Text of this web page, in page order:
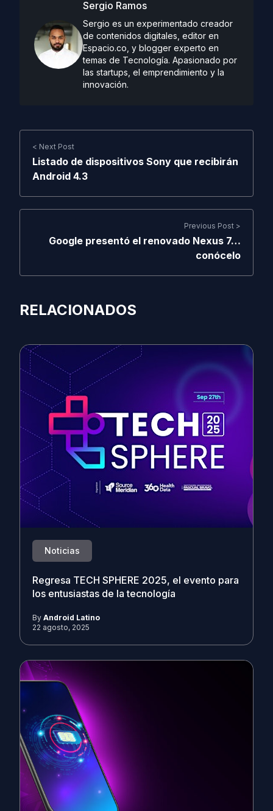
Sergio Ramos
Sergio es un experimentado creador
de contenidos digitales, editor en
Espacio.co, y blogger experto en
temas de Tecnología. Apasionado por
las startups, el emprendimiento y la
innovación.
< Next Post
Listado de dispositivos Sony que recibirán
Android 4.3
Previous Post >
Google presentó el renovado Nexus 7…
conócelo
RELACIONADOS
Noticias
Regresa TECH SPHERE 2025, el evento para
los entusiastas de la tecnología
By Android Latino
22 agosto, 2025